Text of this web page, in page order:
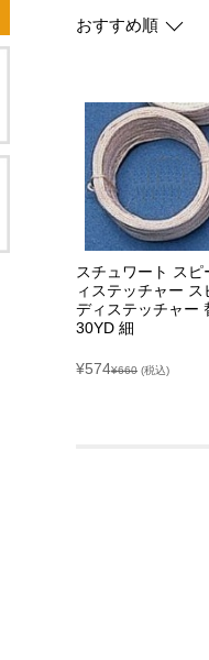
おすすめ順
スチュワート スピ
ィステッチャー ス
ディステッチャー
30YD 細
¥574¥660 (税込)